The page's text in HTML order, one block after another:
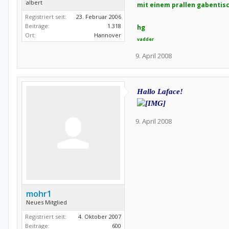
albert
Registriert seit:
23. Februar 2006
Beiträge:
1.318
Ort:
Hannover
mit einem prallen
hg
vadder
9. April 2008
mohr1
Neues Mitglied
Registriert seit:
4. Oktober 2007
Beiträge:
600
Hallo Laface!
9. April 2008